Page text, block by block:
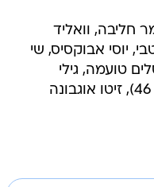
חליבה, וואליד
יוסי אבוקסיס, שי
(ביברס נאתכו, 89), סלים טועמה, גילי
ורמוט, ברוך דגו (אליניב ברדה, 46), זיטו אוגבונה